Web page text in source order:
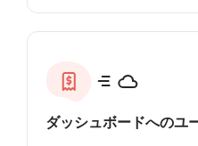
ダッシュボードへのユ